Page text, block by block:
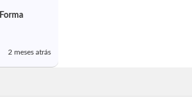
2 meses atrás